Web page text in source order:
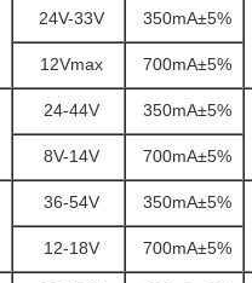
24V-33V 350mA±5%
12Vmax 700mA±5%
24-44V 350mA±5%
8V-14V 700mA±5%
36-54V 350mA±5%
12-18V 700mA±5%